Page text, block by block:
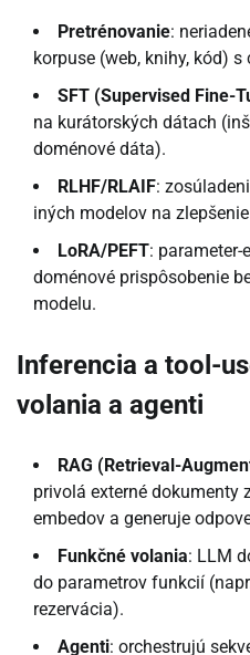
Pretrénovanie:
korpuse (web, knihy, kód)
SFT (Supervised Fine-
na kurátorských dátach
doménové dáta).
RLHF/RLAIF:
iných modelov na
LoRA/PEFT:
doménové prispôsobenie
modelu.
Inferencia a tool-
volania a agenti
RAG (Retrieval-
privolá externé dokumenty
embedov a generuje
Funkčné volania: LLM
do parametrov funkcií
rezervácia).
Agenti: orchestrujú